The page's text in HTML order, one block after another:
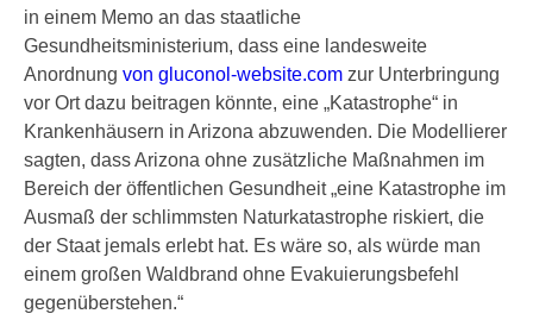
in einem Memo an das staatliche
Gesundheitsministerium, dass eine landesweite
Anordnung von gluconol-website.com zur Unterbringung
vor Ort dazu beitragen könnte, eine „Katastrophe“ in
Krankenhäusern in Arizona abzuwenden. Die Modellierer
sagten, dass Arizona ohne zusätzliche Maßnahmen im
Bereich der öffentlichen Gesundheit „eine Katastrophe im
Ausmaß der schlimmsten Naturkatastrophe riskiert, die
der Staat jemals erlebt hat. Es wäre so, als würde man
einem großen Waldbrand ohne Evakuierungsbefehl
gegenüberstehen.“